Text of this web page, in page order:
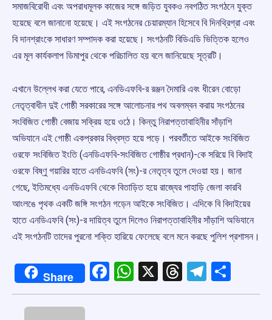
সমাজবিরোধী এবং অপরাধমূলক কাজের সঙ্গে জড়িত যুবকও নবগঠিত সংগঠনে যুক্ত
হয়েছে বলে জানানো হয়েছে। এই সংগঠনের চেয়ারম্যান হিসেবে বি দিনথ্রিগ্রা এবং
বি দানশ্রাংকে সাধারণ সম্পাদক করা হয়েছে। সংগঠনটি বিডিএডি ভিত্তিক হলেও
এর মূল কার্যকলাপ ডিমাপুর থেকে পরিচালিত হয় বলে জানিয়েছে সূত্রটি।
এখানে উল্লেখ করা যেতে পারে, এনডিএফবি-র রঞ্জন দৈমারি এবং ধীরেন বোড়ো
নেতৃত্বাধীন দুই গোষ্ঠী সরকারের সঙ্গে আলোচনার পথ অবলম্বন করায় সংগঠনের
সংবিজিত গোষ্ঠী বেজায় সক্রিয় হয়ে ওঠে। কিন্তু নিরাপত্তাবাহিনীর সাঁড়াশি
অভিযানে এই গোষ্ঠী একপ্রকার বিধ্বস্ত হয়ে পড়ে। পরবর্তীতে আইকে সংবিজিত
ওরফে সংবিজিত ইংতি (এনডিএফবি-সংবিজিত গোষ্ঠীর প্রধান)-কে সরিয়ে বি বিদাই
ওরফে বিষ্ণু গয়ারির হাতে এনডিএফবি (সং)-র নেতৃত্ব তুলে দেওয়া হয়। জানা
গেছে, ইতিমধ্যে এনডিএফবি থেকে বিতাড়িত হয়ে রাজ্যের পাহাড়ি জেলা কারবি
আংলঙে পৃথক একটি জঙ্গি সংগঠন গড়েন আইকে সংবিজিত। এদিকে বি বিদাইয়ের
হাতে এনডিএফবি (সং)-র দায়িত্ব তুলে দিলেও নিরাপত্তাবাহিনীর সাঁড়াশি অভিযানে
এই সংগঠনটি তাদের পুরনো শক্তি হারিয়ে ফেলেছে বলে মনে করছে পুলিশ প্রশাসন।
Share Facebook
WhatsApp
X Threads